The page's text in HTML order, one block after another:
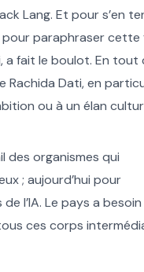
Lang. Et pour s’en
pour paraphraser cette
a fait le boulot. En tout
Rachida Dati, en
ou à un élan
des organismes qui
; aujourd’hui pour
l’IA. Le pays a
ces corps